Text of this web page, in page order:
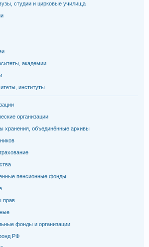
студии и цирковые училища
академии
институты
организации
хранения, объединённые архивы
пенсионные фонды
прав
фонды и организации
РФ